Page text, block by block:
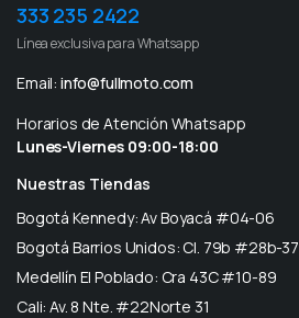
333 235 2422
Línea exclusiva para Whatsapp
Email: info@fullmoto.com
Horarios de Atención Whatsapp
Lunes-Viernes 09:00-18:00
Nuestras Tiendas
Bogotá Kennedy: Av Boyacá #04-06
Bogotá Barrios Unidos: Cl. 79b #28b-37
Medellín El Poblado: Cra 43C #10-89
Cali: Av. 8 Nte. #22Norte 31